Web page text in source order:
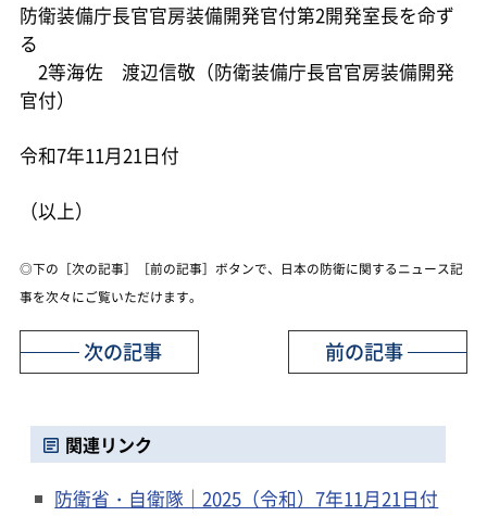
防衛装備庁長官官房装備開発官付第2開発室長を命ず
る
2等海佐 渡辺信敬（防衛装備庁長官官房装備開発
官付）
令和7年11月21日付
（以上）
◎下の［次の記事］［前の記事］ボタンで、日本の防衛に関するニュース記
事を次々にご覧いただけます。
前の記事
次の記事
関連リンク
防衛省・自衛隊｜2025（令和）7年11月21日付